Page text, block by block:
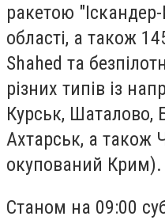
ракетою "Іскандер-
області, а також
Shahed та
різних типів із
Курськ, Шаталово,
Ахтарськ, а також
окупований Крим).
Станом на 09:00